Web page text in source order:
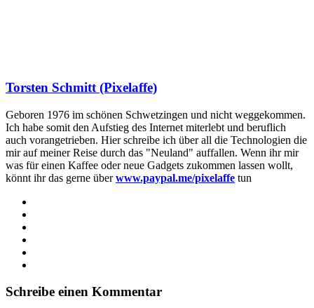
Torsten Schmitt (Pixelaffe)
Geboren 1976 im schönen Schwetzingen und nicht weggekommen.
Ich habe somit den Aufstieg des Internet miterlebt und beruflich
auch vorangetrieben. Hier schreibe ich über all die Technologien die
mir auf meiner Reise durch das "Neuland" auffallen. Wenn ihr mir
was für einen Kaffee oder neue Gadgets zukommen lassen wollt,
könnt ihr das gerne überwww.paypal.me/pixelaffe tun
Schreibe einen Kommentar